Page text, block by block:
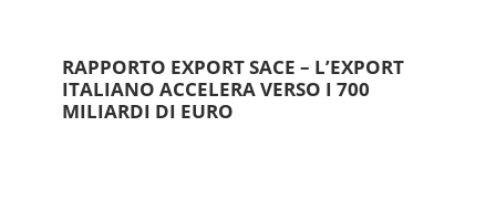
RAPPORTO EXPORT SACE – L’EXPORT
ITALIANO ACCELERA VERSO I 700
MILIARDI DI EURO